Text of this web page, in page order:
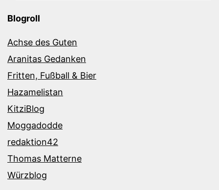
Blogroll
Achse des Guten
Aranitas Gedanken
Fritten, Fußball & Bier
Hazamelistan
KitziBlog
Moggadodde
redaktion42
Thomas Matterne
Würzblog